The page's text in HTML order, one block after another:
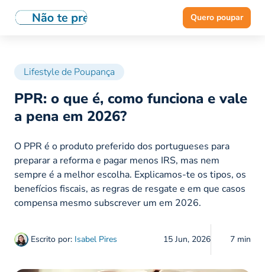
Quero poupar
Lifestyle de Poupança
PPR: o que é, como funciona e vale
a pena em 2026?
Escrito por: Isabel Pires 15 Jun, 2026 7 min
O PPR é o produto preferido dos portugueses para
preparar a reforma e pagar menos IRS, mas nem
sempre é a melhor escolha. Explicamos-te os tipos, os
benefícios fiscais, as regras de resgate e em que casos
compensa mesmo subscrever um em 2026.